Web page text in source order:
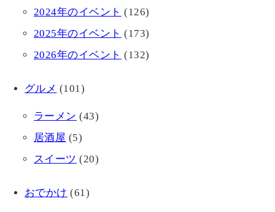
2024年のイベント (126)
2025年のイベント (173)
2026年のイベント (132)
グルメ (101)
ラーメン (43)
居酒屋 (5)
スイーツ (20)
おでかけ (61)